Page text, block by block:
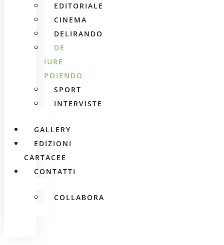
EDITORIALE
CINEMA
DELIRANDO
DE
IURE
POIENDO
SPORT
INTERVISTE
GALLERY
EDIZIONI
CARTACEE
CONTATTI
COLLABORA